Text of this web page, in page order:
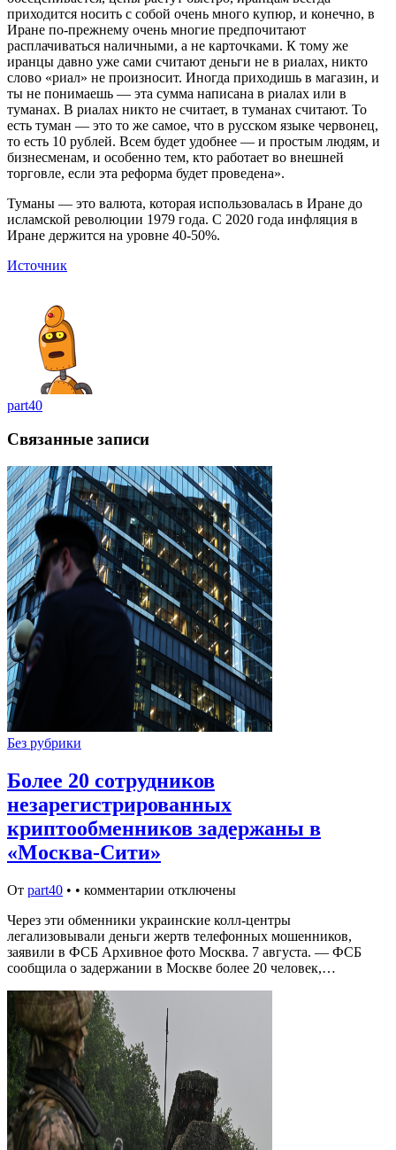
приходится носить с собой очень много купюр, и конечно, в
Иране по-прежнему очень многие предпочитают
расплачиваться наличными, а не карточками. К тому же
иранцы давно уже сами считают деньги не в риалах, никто
слово «риал» не произносит. Иногда приходишь в магазин, и
ты не понимаешь — эта сумма написана в риалах или в
туманах. В риалах никто не считает, в туманах считают. То
есть туман — это то же самое, что в русском языке червонец,
то есть 10 рублей. Всем будет удобнее — и простым людям, и
бизнесменам, и особенно тем, кто работает во внешней
торговле, если эта реформа будет проведена».
Туманы — это валюта, которая использовалась в Иране до
исламской революции 1979 года. С 2020 года инфляция в
Иране держится на уровне 40-50%.
Источник
part40
Связанные записи
Без рубрики
Более 20 сотрудников
незарегистрированных
криптообменников задержаны в
«Москва-Сити»
От part40 • • комментарии отключены
Через эти обменники украинские колл-центры
легализовывали деньги жертв телефонных мошенников,
заявили в ФСБ Архивное фото Москва. 7 августа. — ФСБ
сообщила о задержании в Москве более 20 человек,…